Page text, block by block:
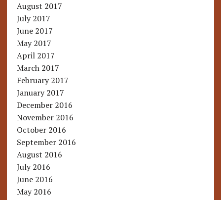
August 2017
July 2017
June 2017
May 2017
April 2017
March 2017
February 2017
January 2017
December 2016
November 2016
October 2016
September 2016
August 2016
July 2016
June 2016
May 2016